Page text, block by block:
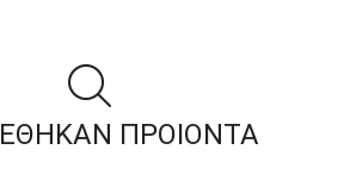
ΠΡΟΙΟΝΤΑ